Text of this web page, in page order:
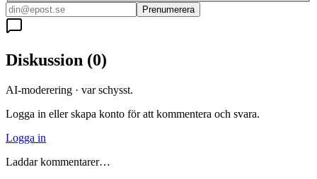
Prenumerera
Diskussion (0)
AI-moderering · var schysst.
Logga in eller skapa konto för att kommentera och svara.
Logga in
Laddar kommentarer…